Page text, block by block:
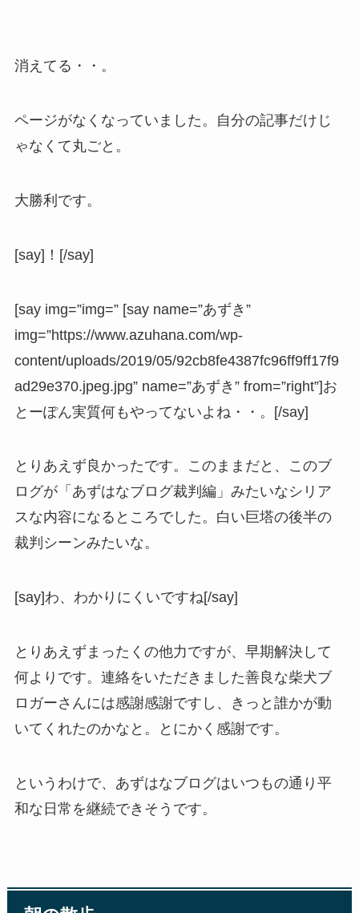
消えてる・・。
ページがなくなっていました。自分の記事だけじ
ゃなくて丸ごと。
大勝利です。
[say]！[/say]
[say img=”img=” [say name=”あずき”
img=”https://www.azuhana.com/wp-
content/uploads/2019/05/92cb8fe4387fc96ff9ff17f9
ad29e370.jpeg.jpg” name=”あずき” from=”right”]お
とーぽん実質何もやってないよね・・。[/say]
とりあえず良かったです。このままだと、このブ
ログが「あずはなブログ裁判編」みたいなシリア
スな内容になるところでした。白い巨塔の後半の
裁判シーンみたいな。
[say]わ、わかりにくいですね[/say]
とりあえずまったくの他力ですが、早期解決して
何よりです。連絡をいただきました善良な柴犬ブ
ロガーさんには感謝感謝ですし、きっと誰かが動
いてくれたのかなと。とにかく感謝です。
というわけで、あずはなブログはいつもの通り平
和な日常を継続できそうです。